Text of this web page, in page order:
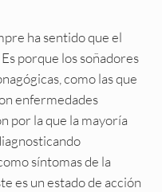
ha sentido que el
porque los soñadores
como las que
enfermedades
por la que la mayoría
síntomas de la
es un estado de acción